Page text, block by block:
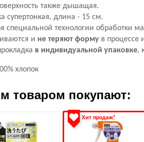
также дышащая.
супертонкая, длина - 15 см.
специальной технологии обработки
и не теряют форму в процессе
в индивидуальной упаковке,
хлопок
товаром покупают:
Хит продаж!